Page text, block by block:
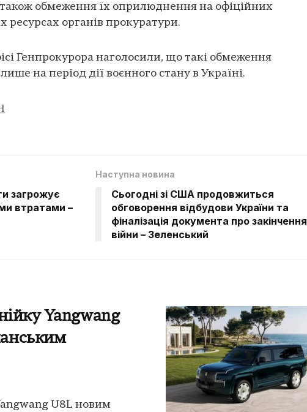
також обмеження їх оприлюднення на офіційних
ресурсах органів прокуратури.
Генпрокурора наголосили, що такі обмеження
на період дії воєнного стану в Україні.
загрожує
втратами –
Наступна новина
Сьогодні зі США продовжиться
обговорення відбудови України та
фіналізація документа про закінчення
війни – Зеленський
Yangwang
U8L новим